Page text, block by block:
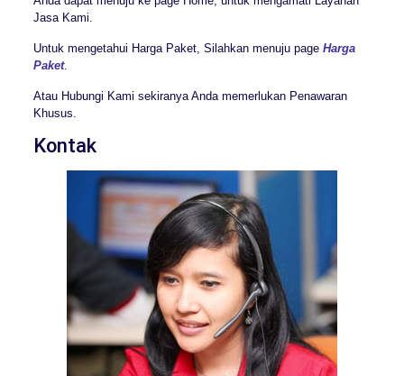
Jasa Kami.
Untuk mengetahui Harga Paket, Silahkan menuju page Harga
Paket.
Atau Hubungi Kami sekiranya Anda memerlukan Penawaran
Khusus.
Kontak